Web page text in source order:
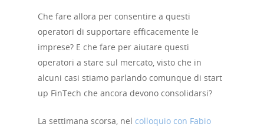
Che fare allora per consentire a questi
operatori di supportare efficacemente le
imprese? E che fare per aiutare questi
operatori a stare sul mercato, visto che in
alcuni casi stiamo parlando comunque di start
up FinTech che ancora devono consolidarsi?
La settimana scorsa, nel colloquio con Fabio